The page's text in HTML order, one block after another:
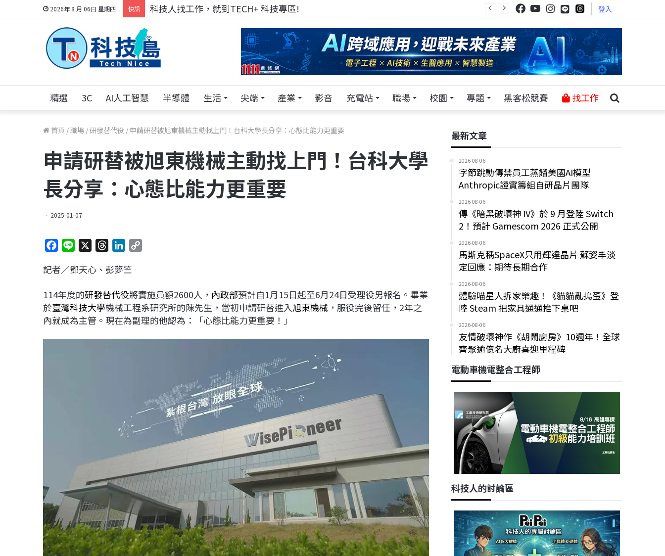
2026年 8 月 06日 星期四 快訊 跨世代的技術對話！來 Pei Pei 科技專區，用專業洞察引領學弟妹成長 登入
精選 3C AI人工智慧 半導體 生活 尖端 產業 影音 充電站 職場 校園 專題 黑客松競賽 找工作
首頁 /職場 / 研發替代役 / 申請研替被旭東機械主動找上門！台科大學長分享：心態比能力更重要
申請研替被旭東機械主動找上門！台科大學
長分享：心態比能力更重要
2025-01-07
c
b
o
o
n
r
a
d
s
n
e
d
I
L
i
n
記者／鄧天心、彭夢竺
114年度的研發替代役將實施員額2600人， 內政部預計自1月15日起至6月24日受理役男報名。畢業
於臺灣科技大學機械工程系研究所的陳先生，當初申請研替進入旭東機械 ，服役完後留任，2年之
內就成為主管。現在為副理的他認為：「心態比能力更重要！」
最新文章
2026-08-06
字節跳動傳禁員工蒸餾美國AI模型
Anthropic證實籌組自研晶片團隊
2026-08-06
傳《暗黑破壞神 IV》於 9 月登陸 Switch
2！預計 Gamescom 2026 正式公開
2026-08-06
馬斯克稱SpaceX只用輝達晶片 蘇姿丰淡
定回應：期待長期合作
2026-08-06
體驗喵星人拆家樂趣！《貓貓亂搗蛋》登
陸 Steam 把家具通通推下桌吧
2026-08-06
友情破壞神作《胡鬧廚房》10週年！全球
齊聚逾億名大廚喜迎里程碑
電動車機電整合工程師
科技人的討論區